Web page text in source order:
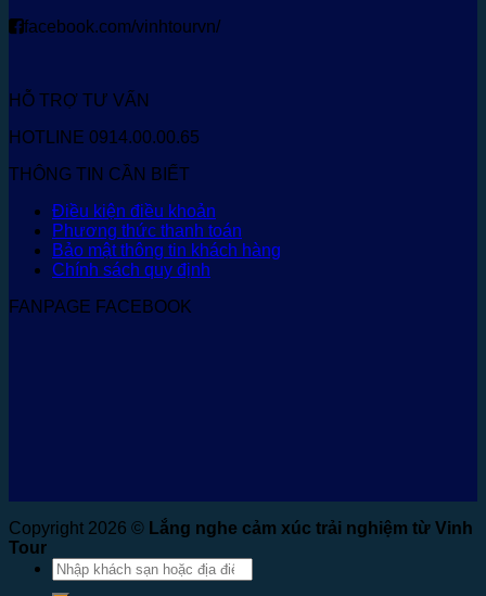
facebook.com/vinhtourvn/
HỖ TRỢ TƯ VẤN
HOTLINE 0914.00.00.65
THÔNG TIN CẦN BIẾT
Điều kiện điều khoản
Phương thức thanh toán
Bảo mật thông tin khách hàng
Chính sách quy định
FANPAGE FACEBOOK
Copyright 2026 © Lắng nghe cảm xúc trải nghiệm từ Vinh
Tour
Tìm
kiếm: